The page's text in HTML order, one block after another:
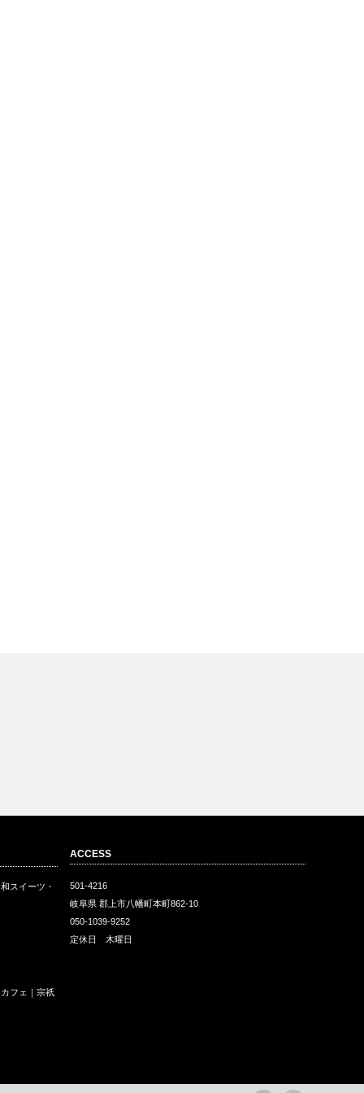
スイーツ・
フェ｜宗祇
ACCESS
501-4216
岐阜県 郡上市八幡町本町862-10
050-1039-9252
定休日 木曜日